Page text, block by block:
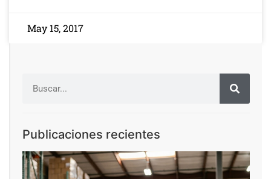
May 15, 2017
Publicaciones recientes